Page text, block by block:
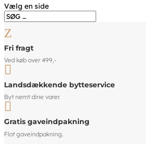
Vælg en side
Z
Fri fragt
Ved køb over 499,-

Landsdækkende bytteservice
Byt nemt dine varer.

Gratis gaveindpakning
Flot gaveindpakning.